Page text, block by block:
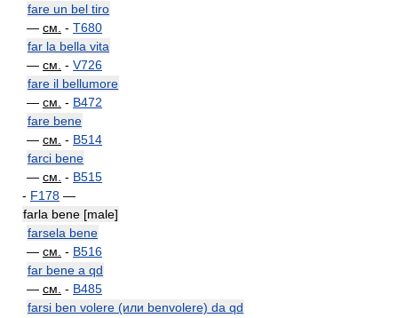
fare un bel tiro
— см. - T680
far la bella vita
— см. - V726
fare il bellumore
— см. - B472
fare bene
— см. - B514
farci bene
— см. - B515
- F178 —
farla bene [male]
farsela bene
— см. - B516
far bene a qd
— см. - B485
farsi ben volere (или benvolere) da qd